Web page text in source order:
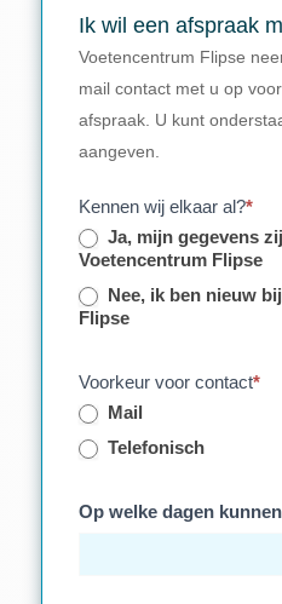
Ik wil een afspraak
Voetencentrum Flipse
mail contact met u op
afspraak. U kunt
aangeven.
Kennen wij elkaar al?*
Ja, mijn gegevens
Voetencentrum Flipse
Nee, ik ben nieuw
Flipse
Voorkeur voor contact*
Mail
Telefonisch
Op welke dagen